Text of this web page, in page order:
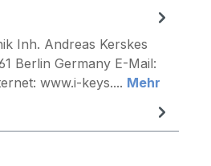
Inh. Andreas Kerskes
Berlin Germany E-Mail:
www.i-keys.... Mehr